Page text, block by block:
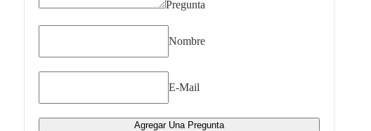
Pregunta
Nombre
E-Mail
Agregar Una Pregunta